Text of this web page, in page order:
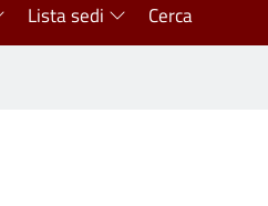
Lista sedi Cerca